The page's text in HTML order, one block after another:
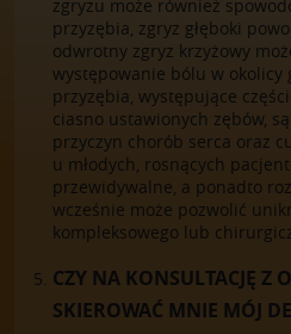
zgryzu może również
przyzębia, zgryz głęboki
odwrotny zgryz krzyżowy
występowanie bólu w okolicy
przyzębia, występujące
ciasno ustawionych zębów,
przyczyn chorób serca oraz
u młodych, rosnących
przewidywalne, a ponadto
wcześnie może pozwolić
kompleksowego lub
CZY NA KONSULTACJĘ Z
SKIEROWAĆ MNIE MÓJ